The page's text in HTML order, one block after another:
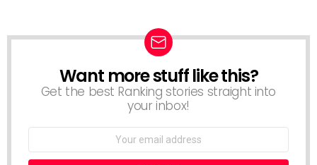
NEWSLETTER
Want more stuff like this?
Get the best Ranking stories straight into
your inbox!